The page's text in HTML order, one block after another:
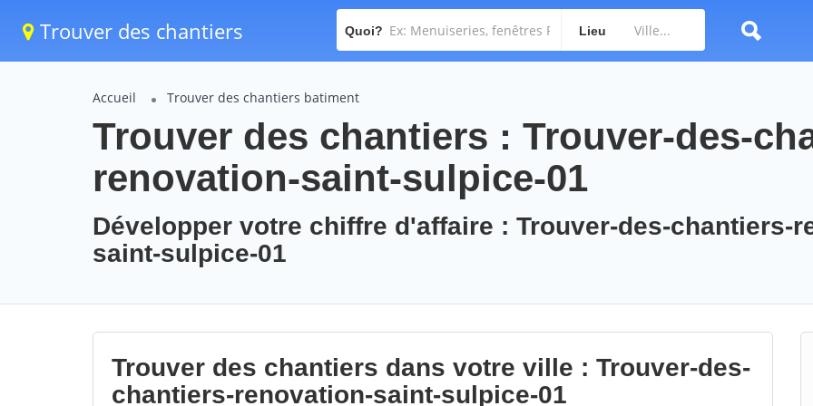
Trouver des chantiers Quoi? Lieu
Accueil Trouver des chantiers batiment
Trouver des chantiers : Trouver-des-
renovation-saint-sulpice-01
Développer votre chiffre d'affaire : Trouver-des-chantiers-
saint-sulpice-01
Trouver des chantiers dans votre ville : Trouver-des-
chantiers-renovation-saint-sulpice-01